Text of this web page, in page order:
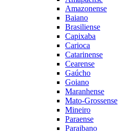
Amazonense
Baiano
Brasiliense
Capixaba
Carioca
Catarinense
Cearense
Gaúcho
Goiano
Maranhense
Mato-Grossense
Mineiro
Paraense
Paraibano